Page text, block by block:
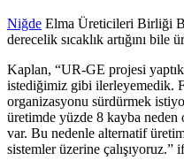
Niğde Elma Üreticileri Birliği
derecelik sıcaklık artığını
Kaplan, “UR-GE projesi
istediğimiz gibi ilerleyemedik.
organizasyonu sürdürmek
üretimde yüzde 8 kayba neden
var. Bu nedenle alternatif
sistemler üzerine çalışıyoruz.”